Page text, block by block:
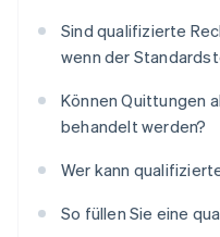
Sind qualifizierte
wenn der
Können Quittungen
behandelt werden?
Wer kann
So füllen Sie eine